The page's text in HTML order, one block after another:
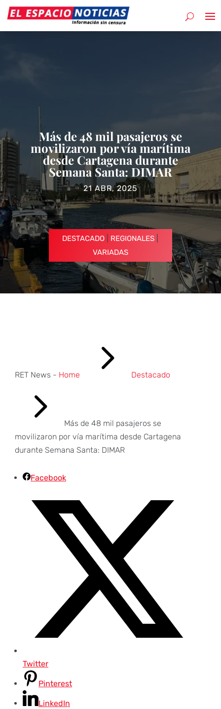
Más de 48 mil pasajeros se
movilizaron por vía marítima
desde Cartagena durante
Semana Santa: DIMAR
21 ABR, 2025
RET News - Home 5 Destacado
5
Más de 48 mil pasajeros se
movilizaron por vía marítima desde Cartagena
durante Semana Santa: DIMAR
Facebook
Twitter
Pinterest
LinkedIn
DESTACADO REGIONALES
VARIADAS